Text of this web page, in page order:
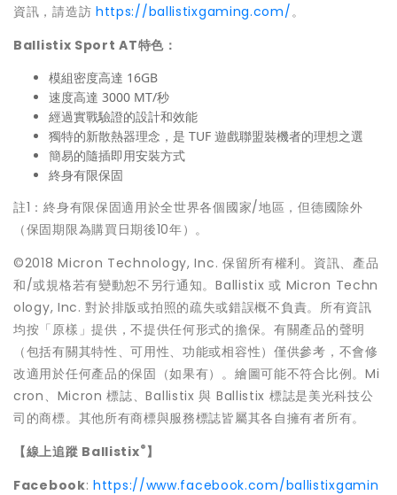
資訊，請造訪 https://ballistixgaming.com/。
Ballistix Sport AT特色：
模組密度高達 16GB
速度高達 3000 MT/秒
經過實戰驗證的設計和效能
獨特的新散熱器理念，是 TUF 遊戲聯盟裝機者的理想之選
簡易的隨插即用安裝方式
終身有限保固
註1：終身有限保固適用於全世界各個國家/地區，但德國除外
（保固期限為購買日期後10年）。
©2018 Micron Technology, Inc. 保留所有權利。資訊、產品
和/或規格若有變動恕不另行通知。Ballistix 或 Micron Techn
ology, Inc. 對於排版或拍照的疏失或錯誤概不負責。所有資訊
均按「原樣」提供，不提供任何形式的擔保。有關產品的聲明
（包括有關其特性、可用性、功能或相容性）僅供參考，不會修
改適用於任何產品的保固（如果有）。繪圖可能不符合比例。Mi
cron、Micron 標誌、Ballistix 與 Ballistix 標誌是美光科技公
司的商標。其他所有商標與服務標誌皆屬其各自擁有者所有。
【線上追蹤 Ballistix® 】
Facebook: https://www.facebook.com/ballistixgamin